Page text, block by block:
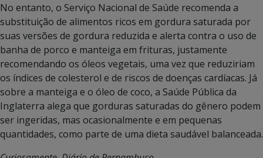
No entanto, o Serviço Nacional de Saúde recomenda a
substituição de alimentos ricos em gordura saturada por
suas versões de gordura reduzida e alerta contra o uso de
banha de porco e manteiga em frituras, justamente
recomendando os óleos vegetais, uma vez que reduziriam
os índices de colesterol e de riscos de doenças cardíacas. Já
sobre a manteiga e o óleo de coco, a Saúde Pública da
Inglaterra alega que gorduras saturadas do gênero podem
ser ingeridas, mas ocasionalmente e em pequenas
quantidades, como parte de uma dieta saudável balanceada.